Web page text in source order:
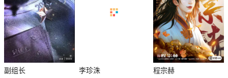
副组长 李珍洙 程宗赫